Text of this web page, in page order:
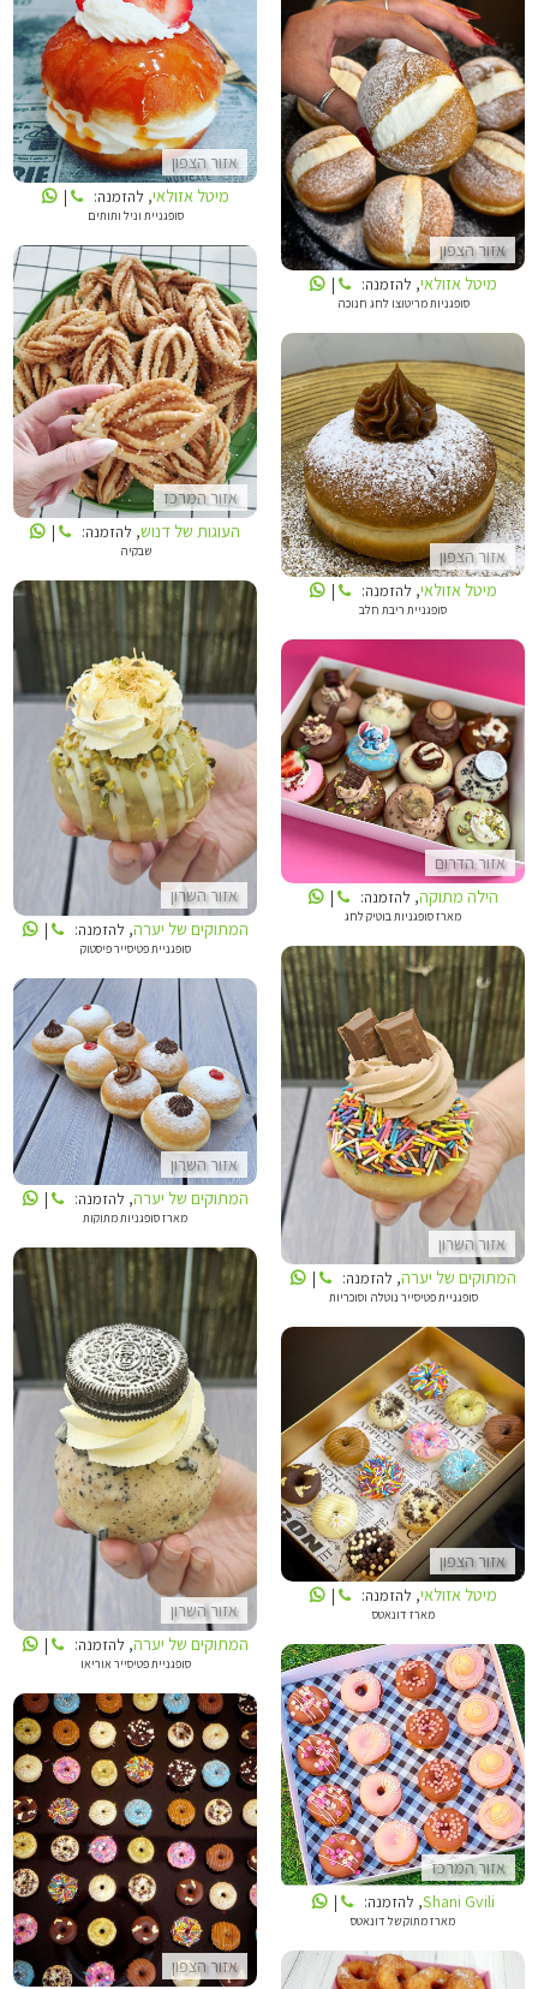
אזור הצפון
מיטל אזולאי
מיטל אזולאי, להזמנה: |
סופגניית וניל ותותים
אזור הצפון
מיטל אזולאי
מיטל אזולאי, להזמנה: |
סופגניות מריטוצו לחג חנוכה
אזור המרכז
העוגות של דנוש
העוגות של דנוש, להזמנה: |
שבקיה אזור הצפון
מיטל אזולאי
מיטל אזולאי, להזמנה: |
סופגניית ריבת חלב
אזור השרון
המתוקים של יערה
המתוקים של יערה, להזמנה: |
סופגניית פטיסייר פיסטוק
אזור הדרום
הילה מתוקה
הילה מתוקה, להזמנה: |
מארז סופגניות בוטיק לחג
אזור השרון
המתוקים של יערה
המתוקים של יערה, להזמנה: |
סופגניית פטיסייר נוטלה וסוכריות
אזור השרון
המתוקים של יערה
המתוקים של יערה, להזמנה: |
מארז סופגניות מתוקות
אזור השרון
המתוקים של יערה
המתוקים של יערה, להזמנה: |
סופגניית פטיסייר אוריאו
אזור הצפון
מיטל אזולאי
מיטל אזולאי, להזמנה: |
מארז דונאטס
אזור המרכז
SHANI GVILI
Shani Gvili, להזמנה: |
מארז מתוק של דונאטס
אזור הצפון
מיטל אזולאי